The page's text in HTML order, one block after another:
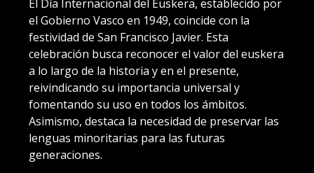
El Día Internacional del Euskera, establecido por
el Gobierno Vasco en 1949, coincide con la
festividad de San Francisco Javier. Esta
celebración busca reconocer el valor del euskera
a lo largo de la historia y en el presente,
reivindicando su importancia universal y
fomentando su uso en todos los ámbitos.
Asimismo, destaca la necesidad de preservar las
lenguas minoritarias para las futuras
generaciones.